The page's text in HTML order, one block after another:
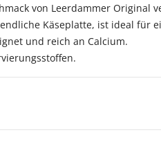
von Leerdammer
Käseplatte, ist ideal für
und reich an Calcium.